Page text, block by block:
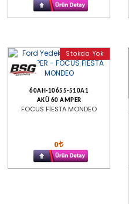
Stokda Yok
60AH-10655-510A1
AKÜ 60 AMPER
FOCUS FİESTA MONDEO
0